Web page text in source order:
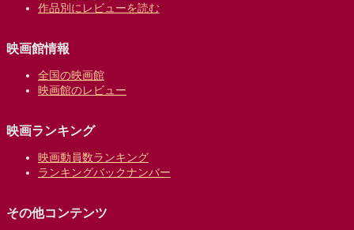
作品別にレビューを読む
映画館情報
全国の映画館
映画館のレビュー
映画ランキング
映画動員数ランキング
ランキングバックナンバー
その他コンテンツ